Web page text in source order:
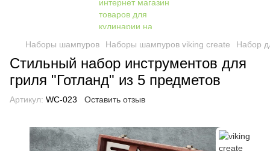
Наборы шампуров Наборы шампуров viking create Набор
Стильный набор инструментов для
гриля "Готланд" из 5 предметов
Артикул: WC-023 Оставить отзыв